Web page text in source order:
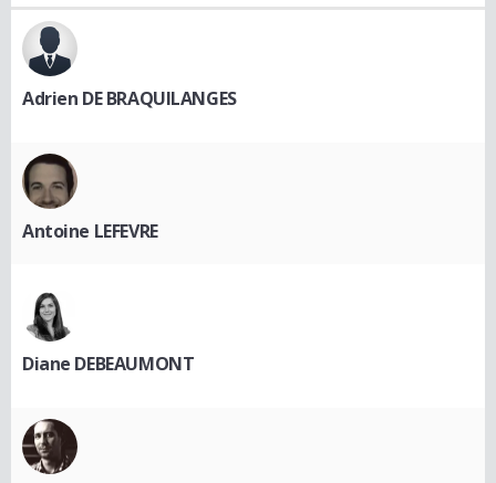
Adrien DE BRAQUILANGES
Antoine LEFEVRE
Diane DEBEAUMONT